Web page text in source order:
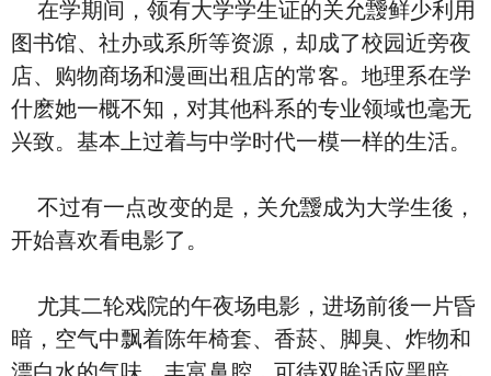
在学期间，领有大学学生证的关允靉鲜少利用
图书馆、社办或系所等资源，却成了校园近旁夜
店、购物商场和漫画出租店的常客。地理系在学
什麽她一概不知，对其他科系的专业领域也毫无
兴致。基本上过着与中学时代一模一样的生活。
不过有一点改变的是，关允靉成为大学生後，
开始喜欢看电影了。
尤其二轮戏院的午夜场电影，进场前後一片昏
暗，空气中飘着陈年椅套、香菸、脚臭、炸物和